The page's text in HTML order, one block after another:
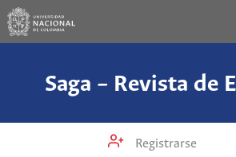
Saga – Revista de
Registrarse